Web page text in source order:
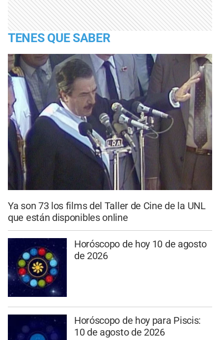
TENES QUE SABER
Ya son 73 los films del Taller de Cine de la UNL
que están disponibles online
Horóscopo de hoy 10 de agosto
de 2026
Horóscopo de hoy para Piscis:
10 de agosto de 2026